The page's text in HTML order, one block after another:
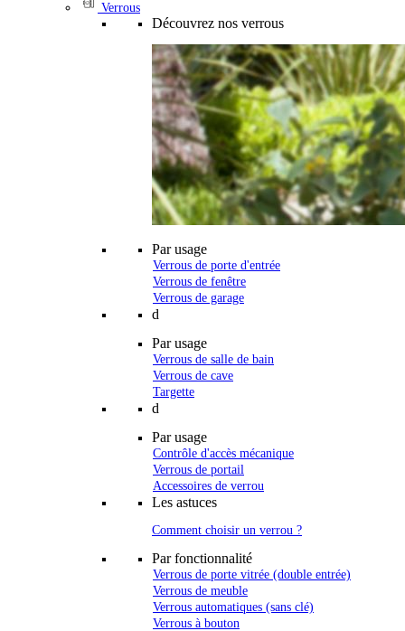
Verrous
Découvrez nos verrous
Par usage
Verrous de porte d'entrée
Verrous de fenêtre
Verrous de garage
d
Par usage
Verrous de salle de bain
Verrous de cave
Targette
d
Par usage
Contrôle d'accès mécanique
Verrous de portail
Accessoires de verrou
Les astuces
Comment choisir un verrou ?
Par fonctionnalité
Verrous de porte vitrée (double entrée)
Verrous de meuble
Verrous automatiques (sans clé)
Verrous à bouton